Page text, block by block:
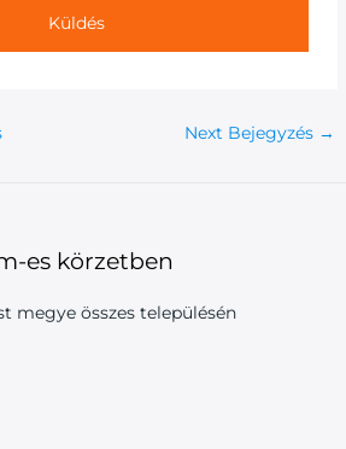
Küldés
Next Bejegyzés →
es körzetben
megye összes településén